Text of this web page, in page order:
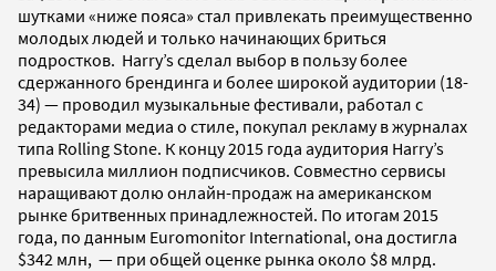
шутками «ниже пояса» стал привлекать преимущественно
молодых людей и только начинающих бриться
подростков. Harry’s сделал выбор в пользу более
сдержанного брендинга и более широкой аудитории (18-
34) — проводил музыкальные фестивали, работал с
редакторами медиа о стиле, покупал рекламу в журналах
типа Rolling Stone. К концу 2015 года аудитория Harry’s
превысила миллион подписчиков. Совместно сервисы
наращивают долю онлайн-продаж на американском
рынке бритвенных принадлежностей. По итогам 2015
года, по данным Euromonitor International, она достигла
$342 млн, — при общей оценке рынка около $8 млрд.